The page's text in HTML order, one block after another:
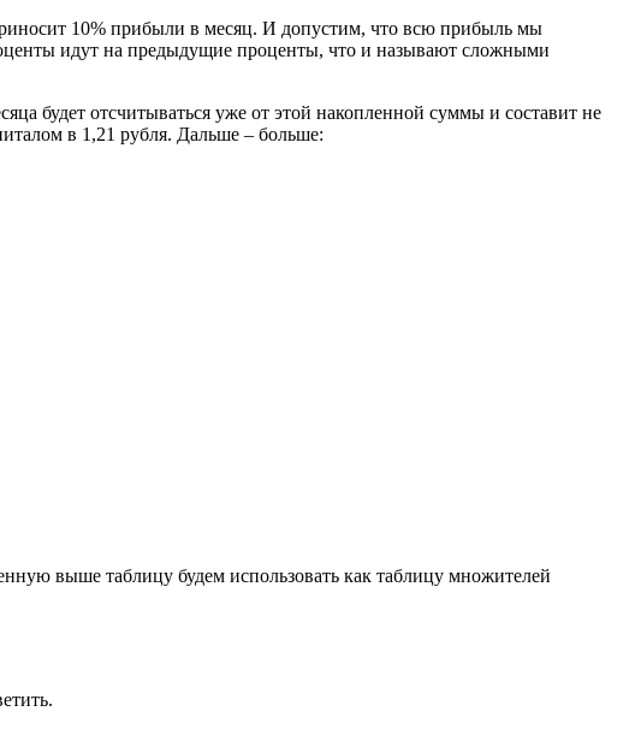
10% прибыли в месяц. И допустим, что всю прибыль мы
идут на предыдущие проценты, что и называют сложными
будет отсчитываться уже от этой накопленной суммы и составит не
в 1,21 рубля. Дальше – больше:
выше таблицу будем использовать как таблицу множителей